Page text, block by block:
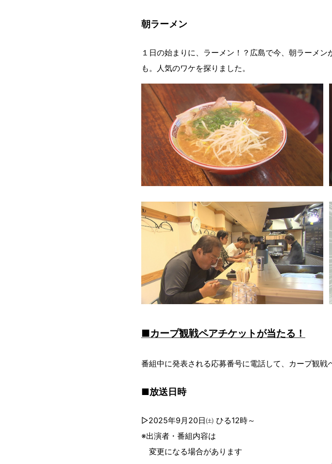
朝ラーメン
１日の始まりに、ラーメン！？広島で今、朝ラーメ
も。人気のワケを探りました。
■カープ観戦ペアチケットが当たる！
番組中に発表される応募番号に電話して、カープ観戦
■放送日時
▷2025年9月20日㈯ ひる12時～
※出演者・番組内容は
変更になる場合があります